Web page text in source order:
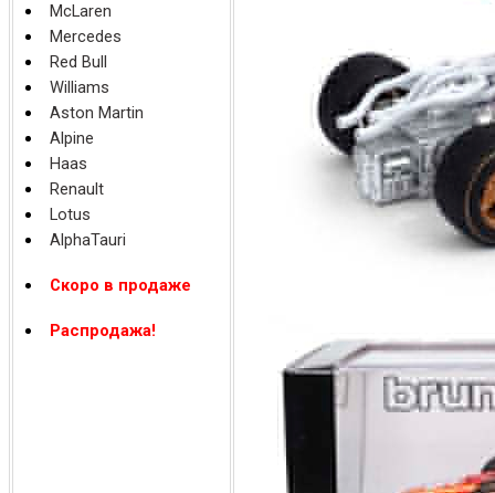
McLaren
Mercedes
Red Bull
Williams
Aston Martin
Alpine
Haas
Renault
Lotus
AlphaTauri
Скоро в продаже
Распродажа!